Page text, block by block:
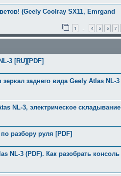
(Geely Coolray SX11, Emrgand
1 4 5 6 7
3 [RU][PDF]
заднего вида Geely Atlas NL-3
NL-3, электрическое складывание
разбору руля [PDF]
NL-3 (PDF). Как разобрать консоль